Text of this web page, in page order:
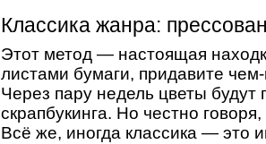
Классика жанра:
Этот метод — настоящая
листами бумаги, придавите
Через пару недель цветы
скрапбукинга. Но честно
Всё же, иногда классика — это